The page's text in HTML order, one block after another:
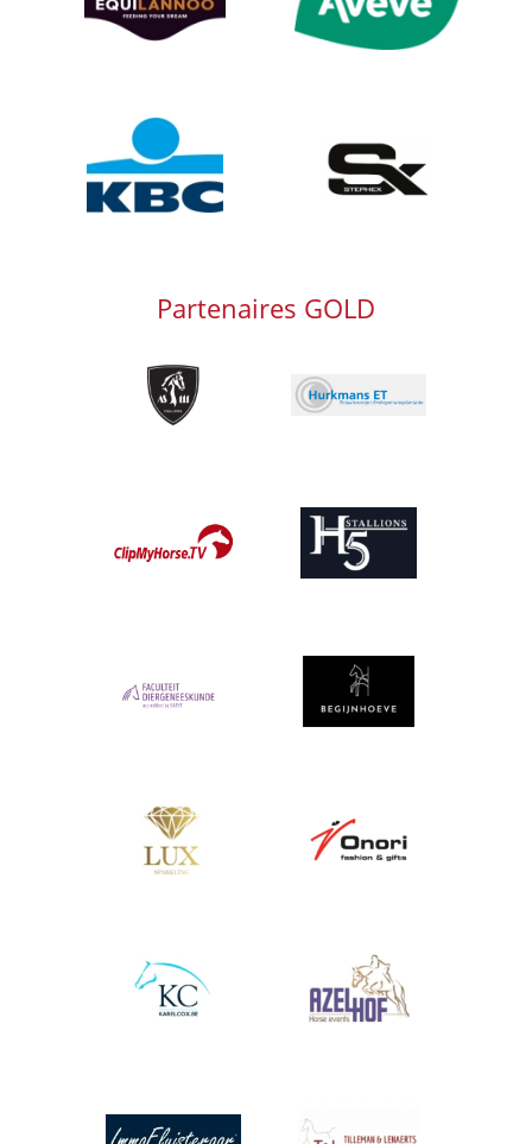
Afbeelding
Partenaires GOLD
Afbeelding
Afbeelding
Afbeelding
Afbeelding Afbeelding
Afbeelding Afbeelding
Afbeelding Afbeelding
Afbeelding Afbeelding